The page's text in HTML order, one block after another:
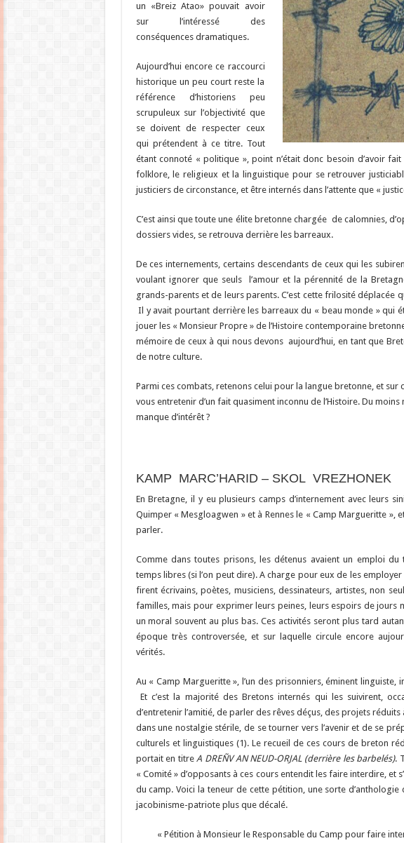
un «Breiz Atao» pouvait avoir
sur l’intéressé des
conséquences dramatiques.
Aujourd’hui encore ce raccourci
historique un peu court reste la
référence d’historiens peu
scrupuleux sur l’objectivité que
se doivent de respecter ceux
qui prétendent à ce titre. Tout
étant connoté « politique », point n’était donc besoin d’avoir
folklore, le religieux et la linguistique pour se retrouver
justiciers de circonstance, et être internés dans l’attente que «
C’est ainsi que toute une élite bretonne chargée de calomnies,
dossiers vides, se retrouva derrière les barreaux.
De ces internements, certains descendants de ceux qui les
voulant ignorer que seuls l’amour et la pérennité de la
grands-parents et de leurs parents. C’est cette frilosité déplacée
Il y avait pourtant derrière les barreaux du « beau monde » qui
jouer les « Monsieur Propre » de l’Histoire contemporaine
mémoire de ceux à qui nous devons aujourd’hui, en tant que
de notre culture.
Parmi ces combats, retenons celui pour la langue bretonne, et sur
vous entretenir d’un fait quasiment inconnu de l’Histoire. Du
manque d’intérêt ?
KAMP MARC’HARID – SKOL VREZHONEK
En Bretagne, il y eu plusieurs camps d’internement avec leurs
Quimper « Mesgloagwen » et à Rennes le « Camp Margueritte »,
parler.
Comme dans toutes prisons, les détenus avaient un emploi
temps libres (si l’on peut dire). A charge pour eux de les
firent écrivains, poètes, musiciens, dessinateurs, artistes, non
familles, mais pour exprimer leurs peines, leurs espoirs de jours
un moral souvent au plus bas. Ces activités seront plus tard
époque très controversée, et sur laquelle circule encore
vérités.
Au « Camp Margueritte », l’un des prisonniers, éminent
Et c’est la majorité des Bretons internés qui les suivirent,
d’entretenir l’amitié, de parler des rêves déçus, des projets
dans une nostalgie stérile, de se tourner vers l’avenir et de se
culturels et linguistiques (1). Le recueil de ces cours de breton
portait en titreA DREÑV AN NEUD-ORJAL (derrière les barbelés).
« Comité » d’opposants à ces cours entendit les faire interdire, et
du camp. Voici la teneur de cette pétition, une sorte d’anthologie
jacobinisme-patriote plus que décalé.
« Pétition à Monsieur le Responsable du Camp pour faire